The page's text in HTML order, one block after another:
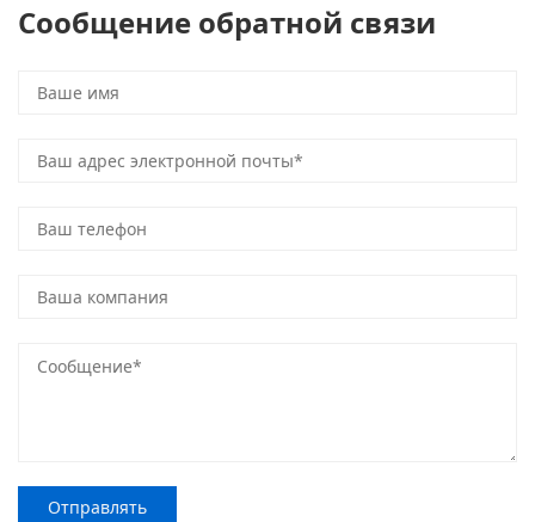
Сообщение обратной связи